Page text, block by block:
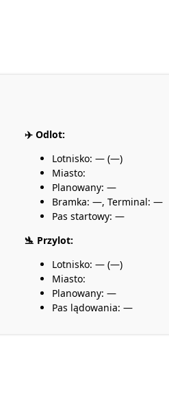
✈️ Odlot:
Lotnisko: — (—)
Miasto:
Planowany: —
Bramka: —, Terminal: —
Pas startowy: —
🛬 Przylot:
Lotnisko: — (—)
Miasto:
Planowany: —
Pas lądowania: —